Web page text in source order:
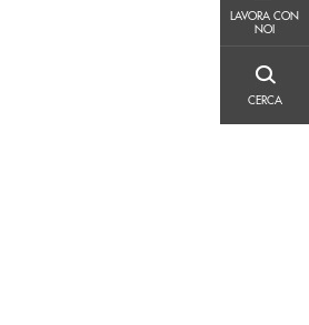
LAVORA CON
NOI
CERCA